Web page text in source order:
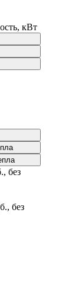
кВт
без
без